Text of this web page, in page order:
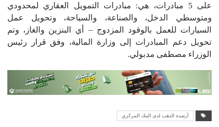
على 5 مبادرات، هي: مبادرات التمويل العقاري لمحدودي
ومتوسطي الدخل، والصناعة، والسياحة، وتحويل عمل
السيارات للعمل بالوقود المزدوج – أي البنزين والغاز، وتم
تحويل دعم المبادرات إلى وزارة المالية، وفق قرار رئيس
الوزراء مصطفى مدبولي.
أرصدة الذهب لدى البنك المركزي